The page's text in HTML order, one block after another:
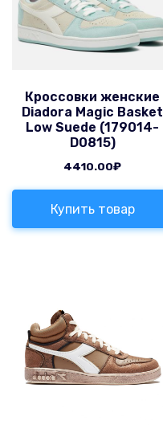
Кроссовки женские
Diadora Magic Basket
Low Suede (179014-
D0815)
4410.00₽
Купить товар